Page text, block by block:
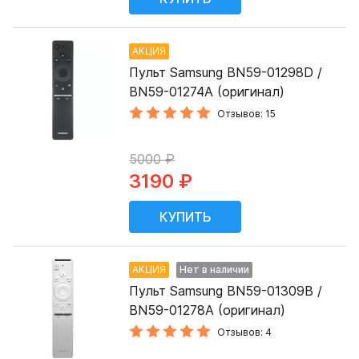
АКЦИЯ
Пульт Samsung BN59-01298D /
BN59-01274A (оригинал)
Отзывов: 15
5000 ₽
3190 ₽
АКЦИЯ Нет в наличии
Пульт Samsung BN59-01309B /
BN59-01278A (оригинал)
Отзывов: 4